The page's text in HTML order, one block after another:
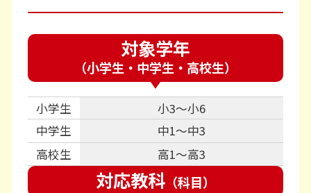
対象学年
（小学生・中学生・高校生）
小学生
小3～小6
中学生
中1～中3
高校生
高1～高3
対応教科（科目）